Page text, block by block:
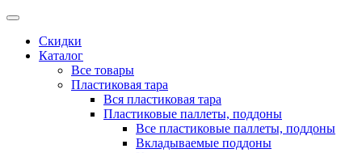
Скидки
Каталог
Все товары
Пластиковая тара
Вся пластиковая тара
Пластиковые паллеты, поддоны
Все пластиковые паллеты, поддоны
Вкладываемые поддоны